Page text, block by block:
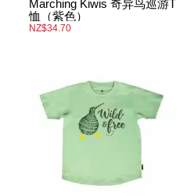
Marching Kiwis 奇异鸟巡游T
恤（紫色）
NZ$34.70